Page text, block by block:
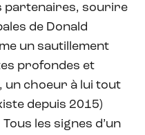
partenaires, sourire
de Donald
un sautillement
profondes et
un choeur à lui tout
depuis 2015)
les signes d’un